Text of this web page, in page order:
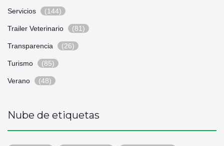
Servicios (144)
Trailer Veterinario (81)
Transparencia (26)
Turismo (85)
Verano (48)
Nube de etiquetas